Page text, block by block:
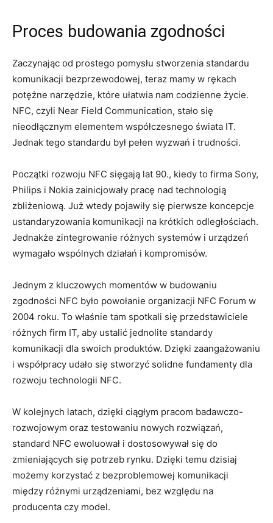
Proces budowania zgodności
Zaczynając od prostego pomysłu stworzenia standardu
komunikacji bezprzewodowej, teraz mamy w rękach
potężne narzędzie, które ułatwia nam codzienne życie.
NFC, czyli Near Field Communication, stało się
nieodłącznym elementem współczesnego świata IT.
Jednak tego standardu był pełen wyzwań i trudności.
Początki rozwoju NFC sięgają lat 90., kiedy to firma Sony,
Philips i Nokia zainicjowały pracę nad technologią
zbliżeniową. Już wtedy pojawiły się pierwsze koncepcje
ustandaryzowania komunikacji na krótkich odległościach.
Jednakże zintegrowanie różnych systemów i urządzeń
wymagało wspólnych działań i kompromisów.
Jednym z kluczowych momentów w budowaniu
zgodności NFC było powołanie organizacji NFC Forum w
2004 roku. To właśnie tam spotkali się przedstawiciele
różnych firm IT, aby ustalić jednolite standardy
komunikacji dla swoich produktów. Dzięki zaangażowaniu
i współpracy udało się stworzyć solidne fundamenty dla
rozwoju technologii NFC.
W kolejnych latach, dzięki ciągłym pracom badawczo-
rozwojowym oraz testowaniu nowych rozwiązań,
standard NFC ewoluował i dostosowywał się do
zmieniających się potrzeb rynku. Dzięki temu dzisiaj
możemy korzystać z bezproblemowej komunikacji
między różnymi urządzeniami, bez względu na
producenta czy model.